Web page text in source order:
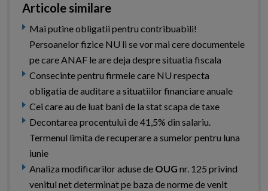
Articole similare
Mai putine obligatii pentru contribuabili!
Persoanelor fizice NU li se vor mai cere documentele
pe care ANAF le are deja despre situatia fiscala
Consecinte pentru firmele care NU respecta
obligatia de auditare a situatiilor financiare anuale
Cei care au de luat bani de la stat scapa de taxe
Decontarea procentului de 41,5% din salariu.
Termenul limita de recuperare a sumelor pentru luna
iunie
Analiza modificarilor aduse de OUG nr. 125 privind
venitul net determinat pe baza de norme de venit